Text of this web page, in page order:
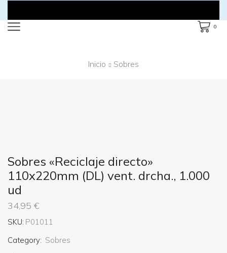
0
Inicio Sobres
Sobres «Reciclaje directo»
110x220mm (DL) vent. drcha., 1.000
ud
34,95 €
SKU: P01011
Category: Sobres